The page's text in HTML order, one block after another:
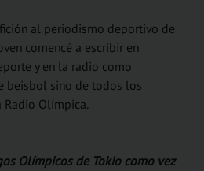
al periodismo deportivo de
comencé a escribir en
y en la radio como
beisbol sino de todos los
Radio Olímpica.
Olímpicos de Tokio como vez